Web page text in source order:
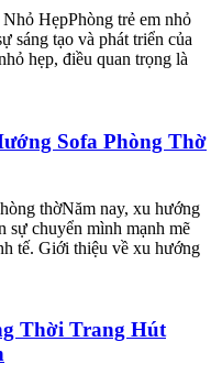
HẹpPhòng trẻ em nhỏ
sáng tạo và phát triển của
hẹp, điều quan trọng là
Sofa Phòng Thờ
thờNăm nay, xu hướng
sự chuyển mình mạnh mẽ
tế. Giới thiệu về xu hướng
Thời Trang Hút